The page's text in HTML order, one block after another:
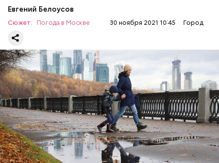
Евгений Белоусов
Сюжет: Погода в Москве 30 ноября 2021 10:45 Город